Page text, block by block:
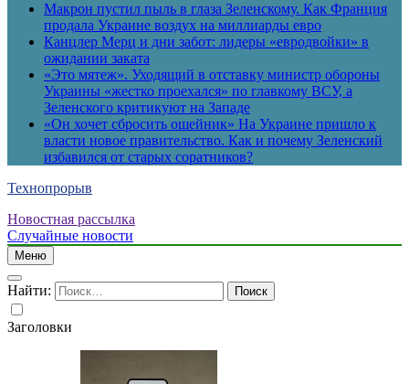
Макрон пустил пыль в глаза Зеленскому. Как Франция
продала Украине воздух на миллиарды евро
Канцлер Мерц и дни забот: лидеры «евродвойки» в
ожидании заката
«Это мятеж». Уходящий в отставку министр обороны
Украины «жестко проехался» по главкому ВСУ, а
Зеленского критикуют на Западе
«Он хочет сбросить ошейник» На Украине пришло к
власти новое правительство. Как и почему Зеленский
избавился от старых соратников?
Технопрорыв
Новостная рассылка
Случайные новости
Меню
Найти:
Заголовки